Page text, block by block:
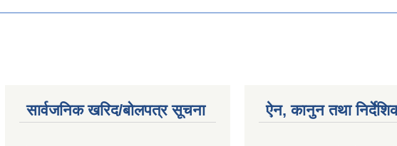
सार्वजनिक खरिद/बोलपत्र सूचना ऐन, कानुन तथा